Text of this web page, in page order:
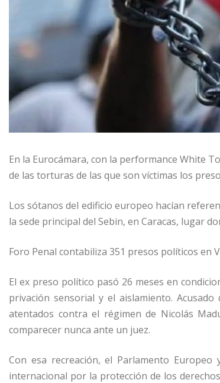
En la Eurocámara, con la performance White
de las torturas de las que son víctimas los
Los sótanos del edificio europeo hacían
la sede principal del Sebin, en Caracas, lugar
Foro Penal contabiliza 351 presos políticos en
El ex preso político pasó 26 meses en
privación sensorial y el aislamiento.
atentados contra el régimen de Nicolás
comparecer nunca ante un juez.
Con esa recreación, el Parlamento
internacional por la protección de los